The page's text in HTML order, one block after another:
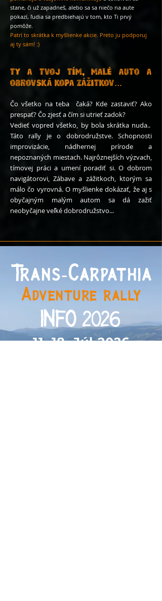
stane, či už zapadneš, alebo sa sa niečo na aute
pokazí, ľudia sa predbiehajú v tom, kto Ti prvý
pomôže.
Patrí to skrátka k myšlienke akcie. Preto ju podporuj
aj ty sám! :)
Ty a Tvoj Tím,malé auto a
obrovská kopa zážitkov...
Čo všetko na teba čaká? Kde zastaviť? Ako
prespať? Čo zjesťa čím si utrieť zadok?
Vedieť vopred všetko, by bola skrátkanuda..
Táto rally je o dobrodružstve. Schopnosti
improvizácie, nádhernej prírode a
nepoznaných miestach. Najrôznejších výzvach,
tímovej práci a umení poradiť si. O dobrom
navigátorovi, Zábave a zážitkoch, ktorým sa
málo čo vyrovná.O myšlienke dokázať, že aj s
obyčajným malým autom sa dá zažiť
neobyčajne veľké dobrodružstvo...
Trans-Carpathia
Adventure rally
INFO 2026
11.-18. Júl 2026